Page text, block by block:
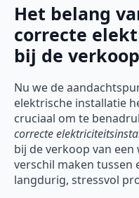
Het belang
correcte
bij de
Nu we de
elektrische installatie
cruciaal om te
correcte
bij de verkoop van
verschil maken tussen
langdurig, stressvol